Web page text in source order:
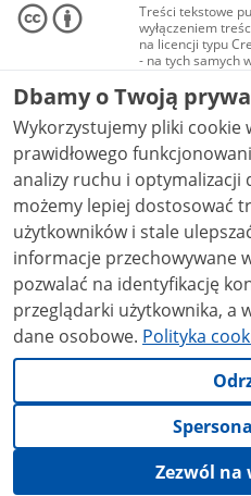
Treści tekstowe
wyłączeniem
na licencji typu
- na tych samych
Materiały
audio i wideo, są
Creative
niekomercyjne -
NC-ND 4.0), o ile
Dbamy o Twoją
Wykorzystujemy pliki cookie
prawidłowego
analizy ruchu i optymalizacji
możemy lepiej dostosować
użytkowników i stale ulepszać nasze
informacje przechowywane
pozwalać na identyfikację
przeglądarki użytkownika, a
dane osobowe. Polityka
Zezwól na